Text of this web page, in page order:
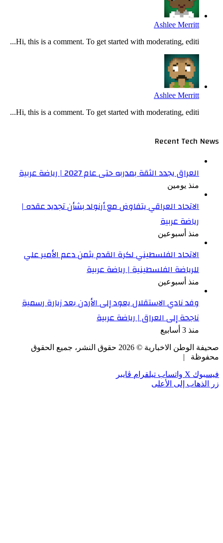
Ashlee Merritt
Hi, this is a comment. To get started with moderating, editi...
Ashlee Merritt
Hi, this is a comment. To get started with moderating, editi...
Recent Tech News
العراق يجدد الثقة بمدربه حتى عام 2027 | رياضة عربية
منذ يومين
الاتحاد العراقي يتفاوض مع أرنولد بشأن تجديد عقده |
رياضة عربية
منذ أسبوعين
الاتحاد الفلسطيني لكرة القدم يثمن دعم الأمير علي
للرياضة الفلسطينية | رياضة عربية
منذ أسبوعين
وفد نادي الاستقلال يعود إلى الأردن بعد زيارة رسمية
ناجحة إلى العراق | رياضة عربية
منذ 3 أسابيع
صحيفة الوطن الاخبارية © 2026 حقوق النشر، جميع الحقوق
محفوظة |
فيسبوك ‫X واتساب تيلقرام ڤايبر
زر الذهاب إلى الأعلى